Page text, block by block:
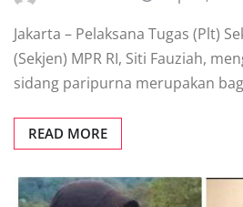
Jakarta – Pelaksana Tugas (Plt)
(Sekjen) MPR RI, Siti Fauziah,
sidang paripurna merupakan
READ MORE